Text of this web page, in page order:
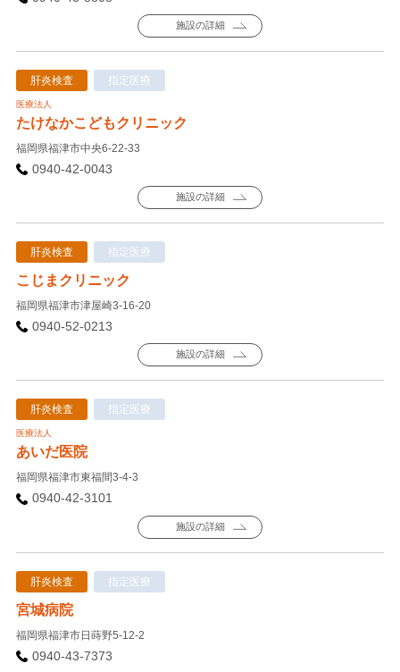
施設の詳細
肝炎検査 指定医療
医療法人
たけなかこどもクリニック
福岡県福津市中央6-22-33
0940-42-0043
施設の詳細
肝炎検査 指定医療
こじまクリニック
福岡県福津市津屋崎3-16-20
0940-52-0213
施設の詳細
肝炎検査 指定医療
医療法人
あいだ医院
福岡県福津市東福間3-4-3
0940-42-3101
施設の詳細
肝炎検査 指定医療
宮城病院
福岡県福津市日蒔野5-12-2
0940-43-7373